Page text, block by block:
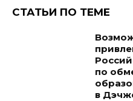
СТАТЬИ ПО ТЕМЕ
по
в